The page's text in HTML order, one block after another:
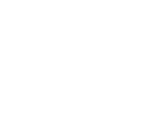
adequado, não estar muito tempo sem
toma diária de medicamentos durante um
aparecem e que, quando estas surgem, o
suspende-se ao fim de um certo